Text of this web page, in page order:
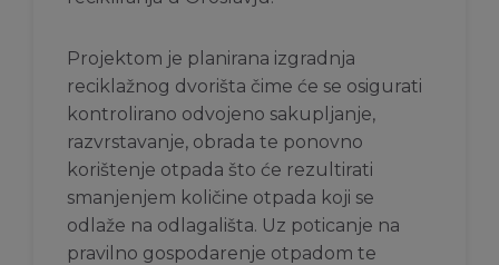
Projektom je planirana izgradnja
reciklažnog dvorišta čime će se osigurati
kontrolirano odvojeno sakupljanje,
razvrstavanje, obrada te ponovno
korištenje otpada što će rezultirati
smanjenjem količine otpada koji se
odlaže na odlagališta. Uz poticanje na
pravilno gospodarenje otpadom te